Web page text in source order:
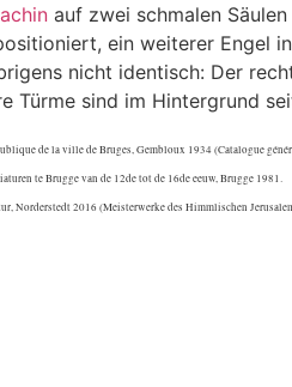
auf zwei schmalen
ein weiterer Engel
nicht identisch: Der
Türme sind im Hintergrund
de la ville de Bruges, Gembloux 1934 (Catalogue
te Brugge van de 12de tot de 16de eeuw, Brugge 1981.
Norderstedt 2016 (Meisterwerke des Himmlischen